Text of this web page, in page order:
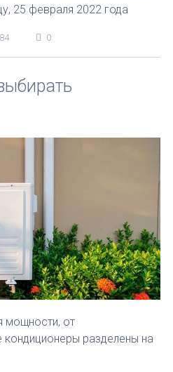
25 февраля 2022 года
0
мощности, от
разделены на